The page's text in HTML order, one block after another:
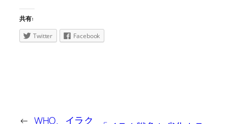
共有:
Twitter
Facebook
← WHO、イラク